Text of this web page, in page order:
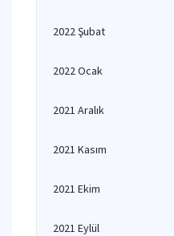
2022 Şubat
2022 Ocak
2021 Aralık
2021 Kasım
2021 Ekim
2021 Eylül